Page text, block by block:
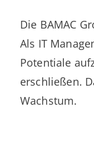
Die BAMAC
Als IT
Potentiale
erschließen.
Wachstum.